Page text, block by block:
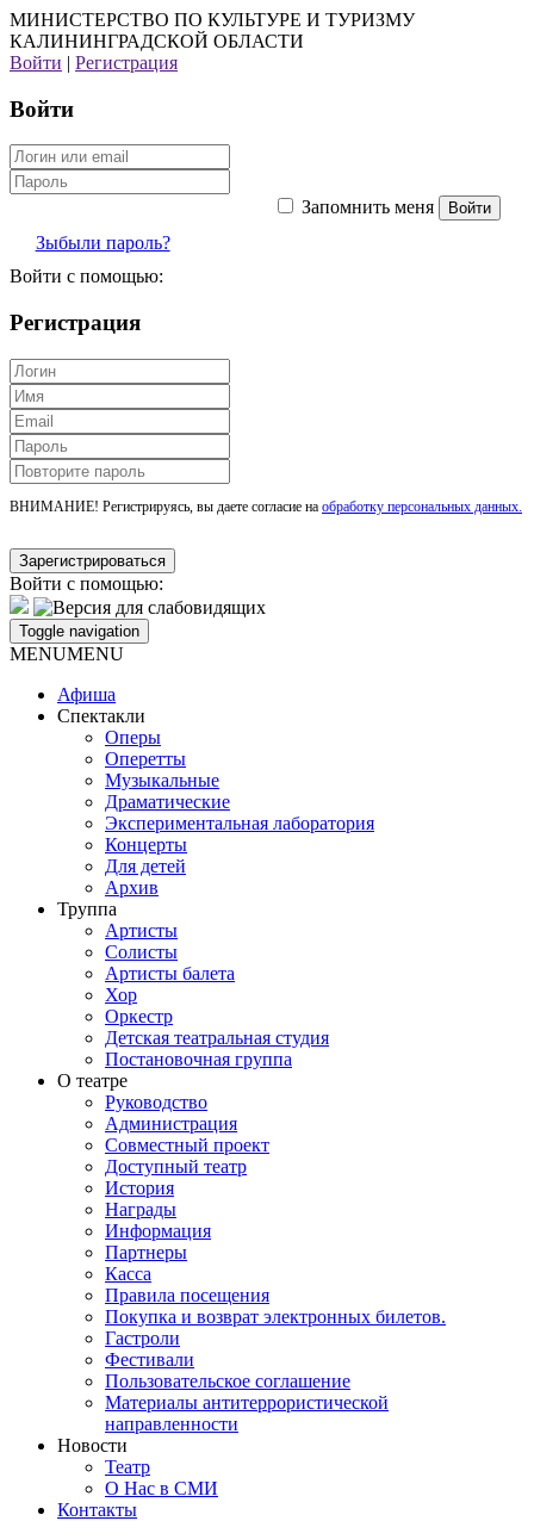
МИНИСТЕРСТВО ПО КУЛЬТУРЕ И ТУРИЗМУ
КАЛИНИНГРАДСКОЙ ОБЛАСТИ
Войти | Регистрация
Войти
Запомнить меня
Зыбыли пароль?
Войти с помощью:
Регистрация
ВНИМАНИЕ! Регистрируясь, вы даете согласие на обработку персональных данных.
Войти с помощью:
Toggle navigation
MENUMENU
Афиша
Спектакли
Оперы
Оперетты
Музыкальные
Драматические
Экспериментальная лаборатория
Концерты
Для детей
Архив
Труппа
Артисты
Солисты
Артисты балета
Хор
Оркестр
Детская театральная студия
Постановочная группа
О театре
Руководство
Администрация
Совместный проект
Доступный театр
История
Награды
Информация
Партнеры
Касса
Правила посещения
Покупка и возврат электронных билетов.
Гастроли
Фестивали
Пользовательское соглашение
Материалы антитеррористической
направленности
Новости
Театр
О Нас в СМИ
Контакты